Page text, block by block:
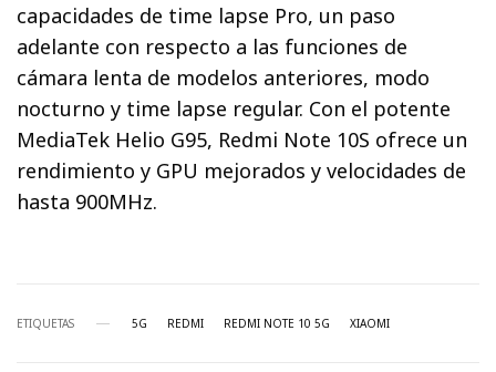
capacidades de time lapse Pro, un paso
adelante con respecto a las funciones de
cámara lenta de modelos anteriores, modo
nocturno y time lapse regular. Con el potente
MediaTek Helio G95, Redmi Note 10S ofrece un
rendimiento y GPU mejorados y velocidades de
hasta 900MHz.
ETIQUETAS 5G REDMI REDMI NOTE 10 5G XIAOMI